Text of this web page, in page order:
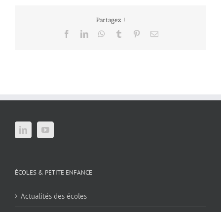
Partagez !
FacebookLinkedInWhatsApp
Tumblr PinterestEmail
ÉCOLES & PETITE ENFANCE
Actualités des écoles